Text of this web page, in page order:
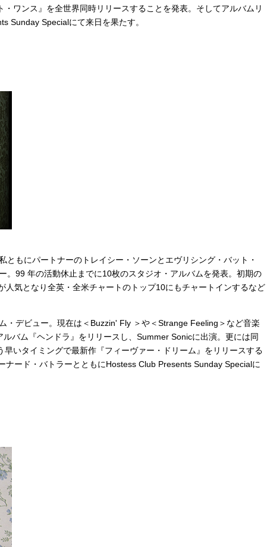
ワンス』を全世界同時リリースすることを発表。そしてアルバムリ
Sunday Specialにて来日を果たす。
もにパートナーのトレイシー・ソーンとエヴリシング・バット・
。99 年の活動休止までに10枚のスタジオ・アルバムを発表。初期の
気となり全英・全米チャートのトップ10にもチャートインするなど
・デビュー。現在は＜Buzzin' Fly ＞や＜Strange Feeling＞など音楽
バム『ヘンドラ』をリリースし、Summer Sonicに出演。更には同
いタイミングで最新作『フィーヴァー・ドリーム』をリリースする
ード・バトラーとともにHostess Club Presents Sunday Specialに